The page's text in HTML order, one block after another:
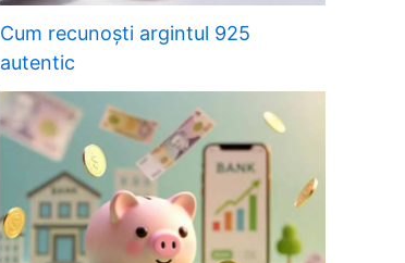
Cum recunoști argintul 925
autentic